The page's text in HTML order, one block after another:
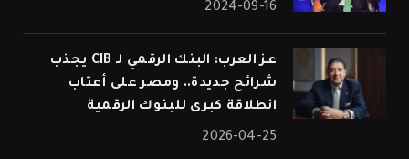
2024-09-16
عز العرب: البنك الرقمي لـ CIB يجذب
شرائح جديدة.. ومصر على أعتاب
انطلاقة كبرى للبنوك الرقمية
2026-04-25